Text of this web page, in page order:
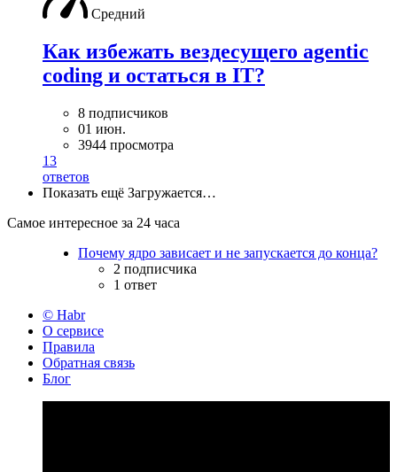
Средний
Как избежать вездесущего agentic
coding и остаться в IT?
8 подписчиков
01 июн.
3944 просмотра
13
ответов
Показать ещё Загружается…
Самое интересное за 24 часа
Почему ядро зависает и не запускается до конца?
2 подписчика
1 ответ
© Habr
О сервисе
Правила
Обратная связь
Блог